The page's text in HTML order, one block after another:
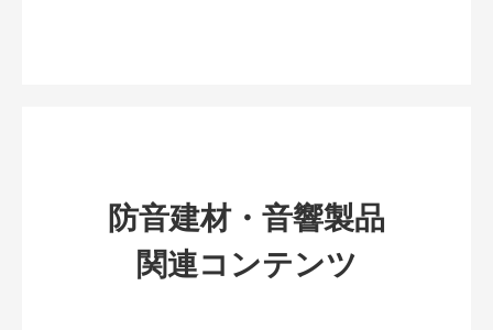
防音建材・音響製品
関連コンテンツ